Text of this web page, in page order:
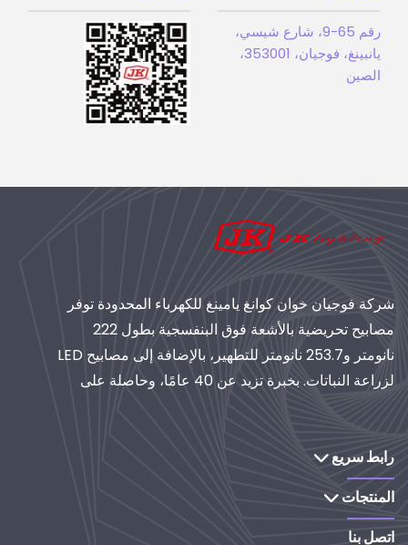
رقم 65-9، شارع شيسي،
يانبينغ، فوجيان، 353001،
الصين
شركة فوجيان خوان كوانغ يامينغ للكهرباء المحدودة توفر
مصابيح تحريضية بالأشعة فوق البنفسجية بطول 222
نانومتر و253.7 نانومتر للتطهير، بالإضافة إلى مصابيح LED
لزراعة النباتات. بخبرة تزيد عن 40 عامًا، وحاصلة على
رابط سريع
المنتجات
اتصل بنا